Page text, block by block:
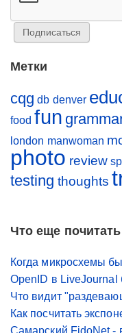
Метки
cqg db denver
food fun
london manwoman
photo review
testing thoughts
Что еще почитать
Когда микросхемы
OpenID в LiveJournal
Что видит
Как посчитать
Самарский FidoNet -